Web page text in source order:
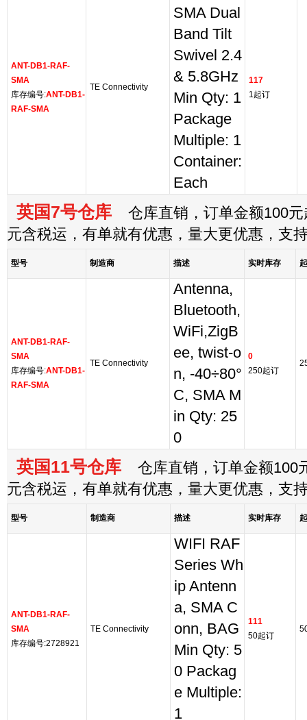
ANT-DB1-RAF-
SMA
库存编号:ANT-DB1-
RAF-SMA
TE Connectivity
SMA Dual
Band Tilt
Swivel 2.4
& 5.8GHz
Min Qty: 1
Package
Multiple: 1
Container:
Each
117
1起订
英国7号仓库 仓库直销，订单金额100元
元含税运，有单就有优惠，量大更优惠，支
型号 制造商 描述 实时库存
ANT-DB1-RAF-
SMA
库存编号:ANT-DB1-
RAF-SMA
TE Connectivity
Antenna,
Bluetooth,
WiFi,ZigB
ee, twist-o
n, -40÷80°
C, SMA M
in Qty: 25
0
0
250起订
英国11号仓库 仓库直销，订单金额100
元含税运，有单就有优惠，量大更优惠，支
型号 制造商 描述 实时库存
ANT-DB1-RAF-
SMA
库存编号:2728921
TE Connectivity
WIFI RAF
Series Wh
ip Antenn
a, SMA C
onn, BAG
Min Qty: 5
0 Packag
e Multiple:
1
111
50起订